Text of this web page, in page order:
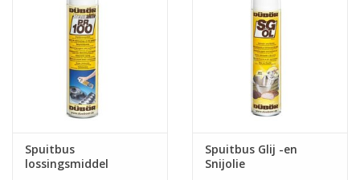
Spuitbus
lossingsmiddel
Spuitbus Glij -en
Snijolie